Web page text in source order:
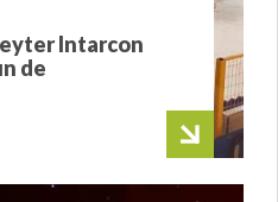
Intarcon
de